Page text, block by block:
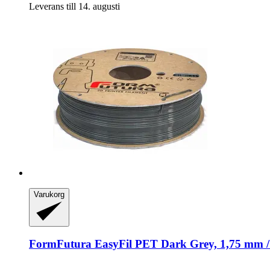
Leverans till 14. augusti
Varukorg
FormFutura EasyFil PET Dark Grey, 1,75 mm